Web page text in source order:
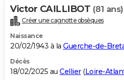
Carte de Noël
Carte Bonne année
Carte Saint-Valentin
Carte Pâques
Carte d'anniversaire
DICTIONNAIRE
Dictionnaire
Biographies
Citations
Expressions
Proverbes
PROGRAMME TV
S'inscrire
Se connecter
Lycées
Collèges
Primaires
Universités
Entreprises
Service militaire
Avis de recherche
AVIS DE DÉCÈS
Victor CAILLIBOT (81 ans)
Créer une cagnotte obsèques
Naissance
20/02/1943 à la Guerche-de-
Décès
18/02/2025 au Cellier(Loire-